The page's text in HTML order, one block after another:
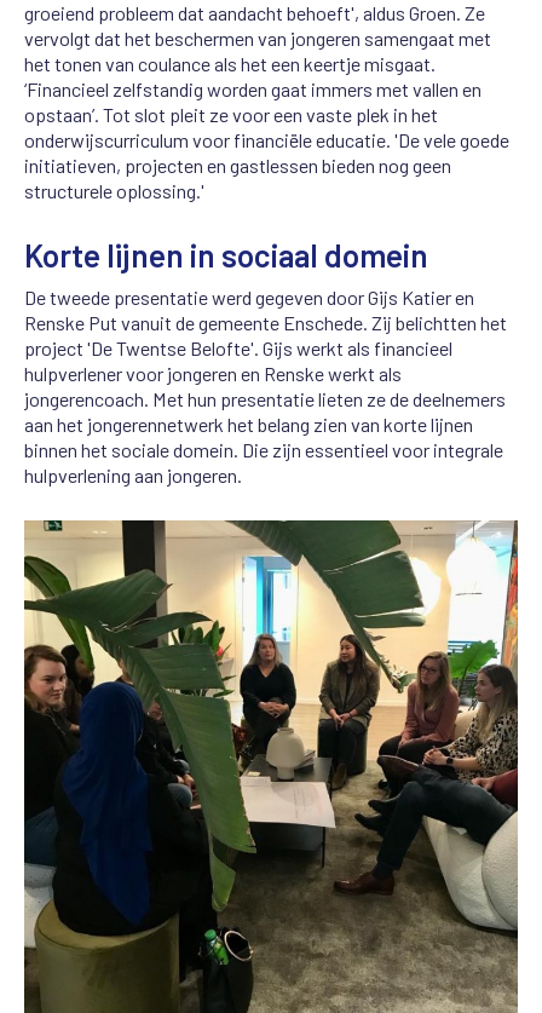
groeiend probleem dat aandacht behoeft', aldus Groen. Ze
vervolgt dat het beschermen van jongeren samengaat met
het tonen van coulance als het een keertje misgaat.
‘Financieel zelfstandig worden gaat immers met vallen en
opstaan’. Tot slot pleit ze voor een vaste plek in het
onderwijscurriculum voor financiële educatie. 'De vele goede
initiatieven, projecten en gastlessen bieden nog geen
structurele oplossing.'
Korte lijnen in sociaal domein
De tweede presentatie werd gegeven door Gijs Katier en
Renske Put vanuit de gemeente Enschede. Zij belichtten het
project 'De Twentse Belofte'. Gijs werkt als financieel
hulpverlener voor jongeren en Renske werkt als
jongerencoach. Met hun presentatie lieten ze de deelnemers
aan het jongerennetwerk het belang zien van korte lijnen
binnen het sociale domein. Die zijn essentieel voor integrale
hulpverlening aan jongeren.